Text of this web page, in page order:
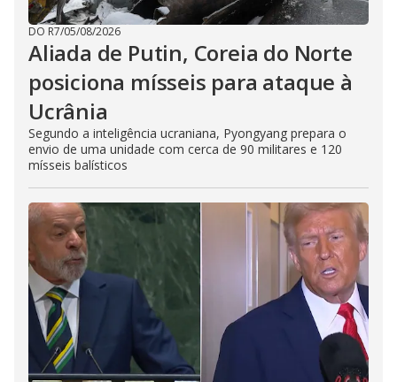
DO R7/05/08/2026
Aliada de Putin, Coreia do Norte
posiciona mísseis para ataque à
Ucrânia
Segundo a inteligência ucraniana, Pyongyang prepara o
envio de uma unidade com cerca de 90 militares e 120
mísseis balísticos